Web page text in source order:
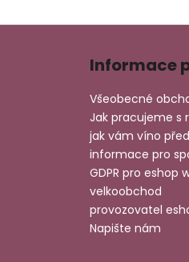
Informace
Všeobecné
Jak pracujeme s
jak vám víno
informace pro
GDPR pro eshop
velkoobchod
provozovatel
Napište nám